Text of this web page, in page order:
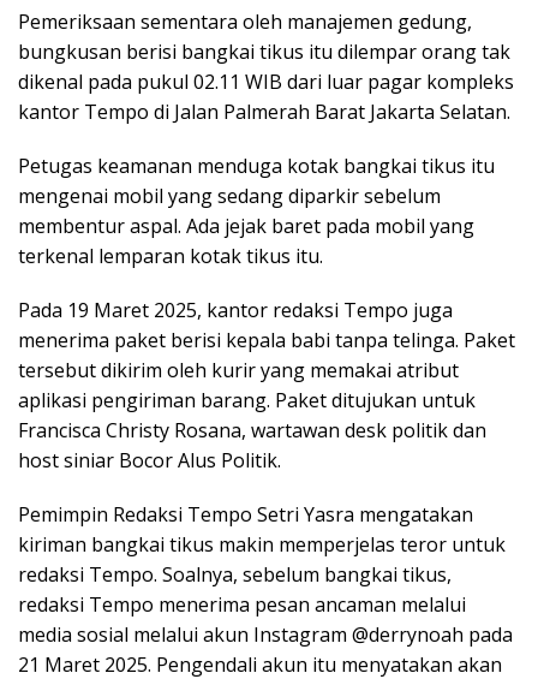
Pemeriksaan sementara oleh manajemen gedung,
bungkusan berisi bangkai tikus itu dilempar orang tak
dikenal pada pukul 02.11 WIB dari luar pagar kompleks
kantor Tempo di Jalan Palmerah Barat Jakarta Selatan.
Petugas keamanan menduga kotak bangkai tikus itu
mengenai mobil yang sedang diparkir sebelum
membentur aspal. Ada jejak baret pada mobil yang
terkenal lemparan kotak tikus itu.
Pada 19 Maret 2025, kantor redaksi Tempo juga
menerima paket berisi kepala babi tanpa telinga. Paket
tersebut dikirim oleh kurir yang memakai atribut
aplikasi pengiriman barang. Paket ditujukan untuk
Francisca Christy Rosana, wartawan desk politik dan
host siniar Bocor Alus Politik.
Pemimpin Redaksi Tempo Setri Yasra mengatakan
kiriman bangkai tikus makin memperjelas teror untuk
redaksi Tempo. Soalnya, sebelum bangkai tikus,
redaksi Tempo menerima pesan ancaman melalui
media sosial melalui akun Instagram @derrynoah pada
21 Maret 2025. Pengendali akun itu menyatakan akan